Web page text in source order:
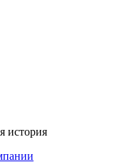
история